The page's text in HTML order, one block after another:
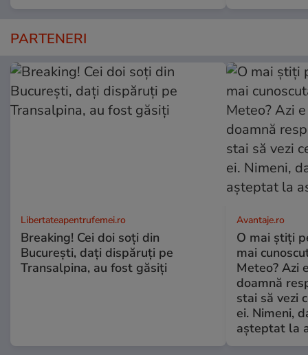
PARTENERI
Libertateapentrufemei.ro
Breaking! Cei doi soți din
București, dați dispăruți pe
Transalpina, au fost găsiți
Avantaje.ro
O mai știți
mai
Meteo? Azi
doamnă
stai să vezi
ei. Nimeni,
așteptat la